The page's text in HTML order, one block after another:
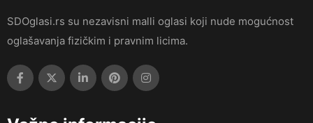
SDOglasi.rs su nezavisni malli oglasi koji nude mogućnost
oglašavanja fizičkim i pravnim licima.